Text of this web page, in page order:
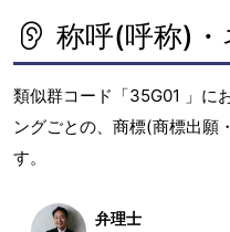
称呼(呼称)
類似群コード「35G01 」に
ングごとの、商標(商標出願
す。
弁理士